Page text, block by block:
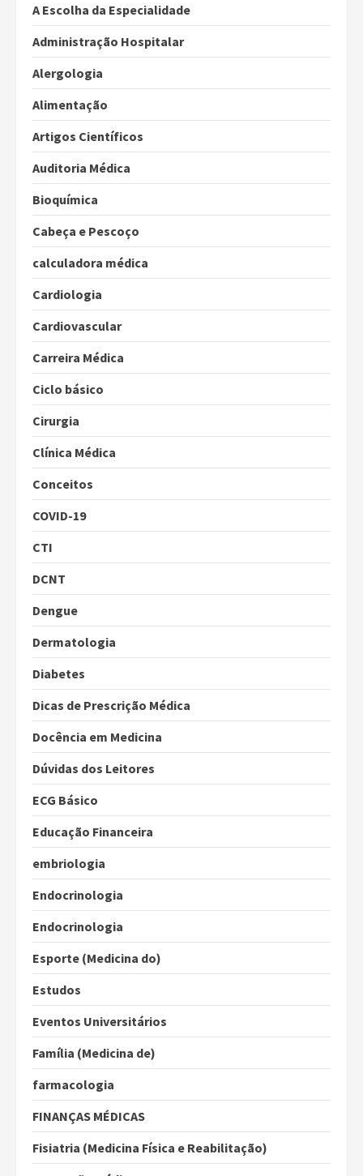
A Escolha da Especialidade
Administração Hospitalar
Alergologia
Alimentação
Artigos Científicos
Auditoria Médica
Bioquímica
Cabeça e Pescoço
calculadora médica
Cardiologia
Cardiovascular
Carreira Médica
Ciclo básico
Cirurgia
Clínica Médica
Conceitos
COVID-19
CTI
DCNT
Dengue
Dermatologia
Diabetes
Dicas de Prescrição Médica
Docência em Medicina
Dúvidas dos Leitores
ECG Básico
Educação Financeira
embriologia
Endocrinologia
Endocrinologia
Esporte (Medicina do)
Estudos
Eventos Universitários
Família (Medicina de)
farmacologia
FINANÇAS MÉDICAS
Fisiatria (Medicina Física e Reabilitação)